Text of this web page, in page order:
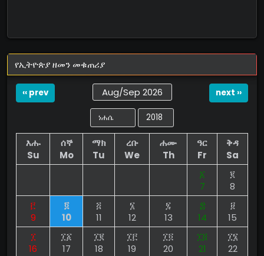
የኢትዮጵያ ዘመን መቁጠሪያ
‹‹ prev Aug/Sep 2026 next ››
እሑ
Su
ሰኞ
Mo
ማክ
Tu
ረቡ
We
ሐሙ
Th
ዓር
Fr
ቅዳ
Sa
፩
7
፪
8
፫
9
፬
10
፭
11
፮
12
፯
13
፰
14
፱
15
፲
16
፲፩
17
፲፪
18
፲፫
19
፲፬
20
፲፭
21
፲፮
22